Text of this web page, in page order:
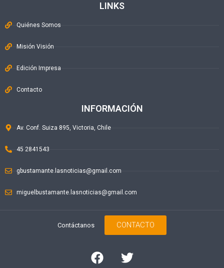
LINKS
Quiénes Somos
Misión Visión
Edición Impresa
Contacto
INFORMACIÓN
Av. Conf. Suiza 895, Victoria, Chile
45 2841543
gbustamante.lasnoticias@gmail.com
miguelbustamante.lasnoticias@gmail.com
Contáctanos CONTACTO